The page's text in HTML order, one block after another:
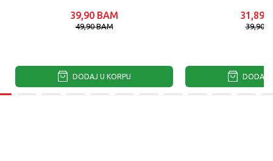
39,90 BAM
49,90BAM
DODAJ U KORPU
31,89
39,90
DODAJ